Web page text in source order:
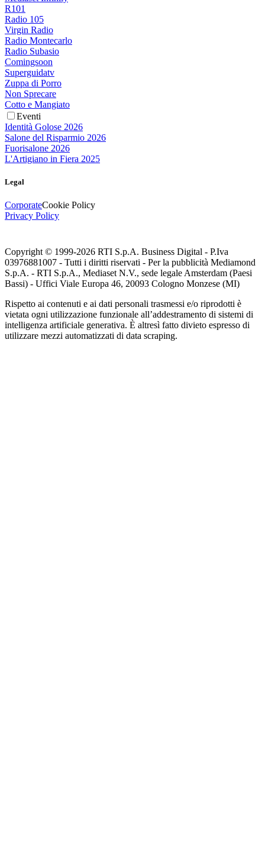
R101
Radio 105
Virgin Radio
Radio Montecarlo
Radio Subasio
Comingsoon
Superguidatv
Zuppa di Porro
Non Sprecare
Cotto e Mangiato
Eventi
Identità Golose 2026
Salone del Risparmio 2026
Fuorisalone 2026
L'Artigiano in Fiera 2025
Legal
CorporateCookie Policy
Privacy Policy
Copyright © 1999-2026 RTI S.p.A. Business Digital - P.Iva
03976881007 - Tutti i diritti riservati - Per la pubblicità Mediamond
S.p.A. - RTI S.p.A., Mediaset N.V., sede legale Amsterdam (Paesi
Bassi) - Uffici Viale Europa 46, 20093 Cologno Monzese (MI)
Rispetto ai contenuti e ai dati personali trasmessi e/o riprodotti è
vietata ogni utilizzazione funzionale all’addestramento di sistemi di
intelligenza artificiale generativa. È altresì fatto divieto espresso di
utilizzare mezzi automatizzati di data scraping.